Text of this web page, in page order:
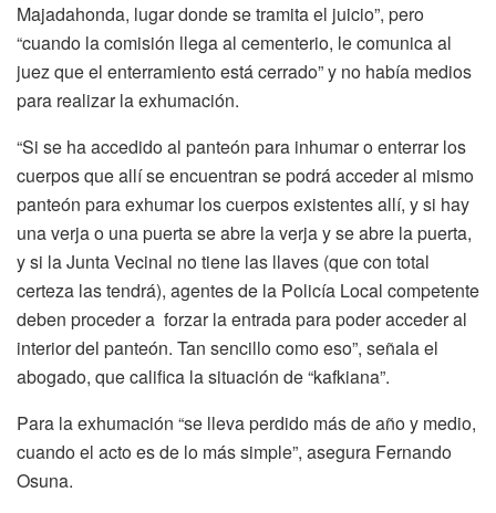
Majadahonda, lugar donde se tramita el juicio”, pero
“cuando la comisión llega al cementerio, le comunica al
juez que el enterramiento está cerrado” y no había medios
para realizar la exhumación.
“Si se ha accedido al panteón para inhumar o enterrar los
cuerpos que allí se encuentran se podrá acceder al mismo
panteón para exhumar los cuerpos existentes allí, y si hay
una verja o una puerta se abre la verja y se abre la puerta,
y si la Junta Vecinal no tiene las llaves (que con total
certeza las tendrá), agentes de la Policía Local competente
deben proceder a forzar la entrada para poder acceder al
interior del panteón. Tan sencillo como eso”, señala el
abogado, que califica la situación de “kafkiana”.
Para la exhumación “se lleva perdido más de año y medio,
cuando el acto es de lo más simple”, asegura Fernando
Osuna.